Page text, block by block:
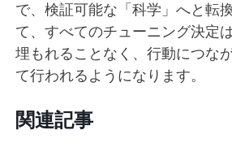
で、検証可能な「科学」へと転
て、すべてのチューニング決定
埋もれることなく、行動につな
て行われるようになります。
関連記事